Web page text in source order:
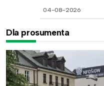
04-08-2026
Dla prosumenta